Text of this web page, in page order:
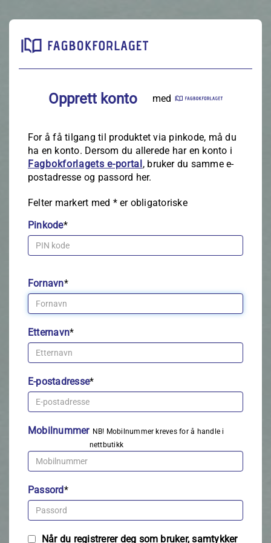
Opprett konto med
For å få tilgang til produktet via pinkode, må du
ha en konto. Dersom du allerede har en konto i
Fagbokforlagets e‑portal, bruker du samme e-
postadresse og passord her.
Felter markert med *er obligatoriske
Pinkode*
Fornavn*
Etternavn*
E-postadresse*
Mobilnummer NB! Mobilnummer kreves for å handle i
nettbutikk
Passord*
Når du registrerer deg som bruker, samtykker